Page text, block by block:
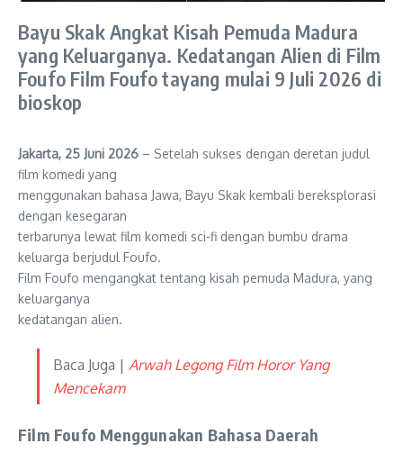
Bayu Skak Angkat Kisah Pemuda Madura
yang Keluarganya. Kedatangan Alien di Film
Foufo Film Foufo tayang mulai 9 Juli 2026 di
bioskop
Jakarta, 25 Juni 2026 – Setelah sukses dengan deretan judul
film komedi yang
menggunakan bahasa Jawa, Bayu Skak kembali bereksplorasi
dengan kesegaran
terbarunya lewat film komedi sci-fi dengan bumbu drama
keluarga berjudul Foufo.
Film Foufo mengangkat tentang kisah pemuda Madura, yang
keluarganya
kedatangan alien.
Baca Juga | Arwah Legong Film Horor Yang
Mencekam
Film Foufo Menggunakan Bahasa Daerah